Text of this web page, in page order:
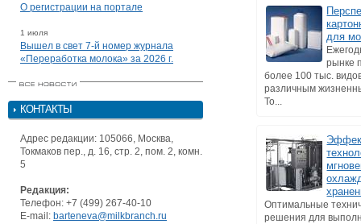
О регистрации на портале
1 июля
Вышел в свет 7-й номер журнала
«Переработка молока» за 2026 г.
КОНТАКТЫ
Адрес редакции: 105066, Москва,
Токмаков пер., д. 16, стр. 2, пом. 2, комн.
5
Редакция:
Телефон: +7 (499) 267-40-10
E-mail: barteneva@milkbranch.ru
для
рынке
более 100 тыс.
различным
То...
Оптимальные
решения для